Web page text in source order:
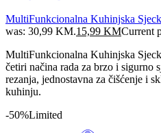
MultiFunkcionalna Kuhinjska
was: 30,99 KM.15,99 KMCurrent
MultiFunkcionalna Kuhinjska
četiri načina rada za brzo i sigurno
rezanja, jednostavna za čišćenje i
kuhinju.
-50%Limited